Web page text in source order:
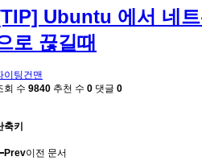
Ubuntu 에서 네
로 끊길때
이팅건맨
회 수 9840 추천 수 0 댓글 0
축키
Prev이전 문서